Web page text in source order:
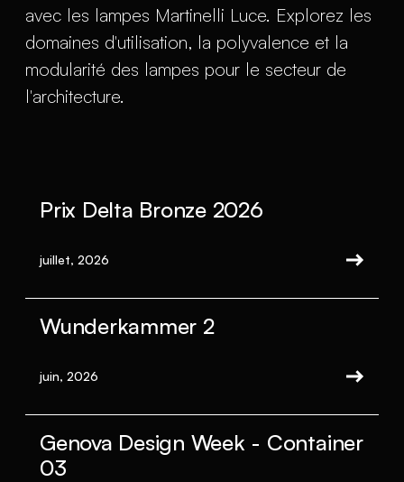
avec les lampes Martinelli Luce. Explorez les
domaines d'utilisation, la polyvalence et la
modularité des lampes pour le secteur de
l'architecture.
Prix Delta Bronze 2026
juillet, 2026
Wunderkammer 2
juin, 2026
Genova Design Week - Container
03